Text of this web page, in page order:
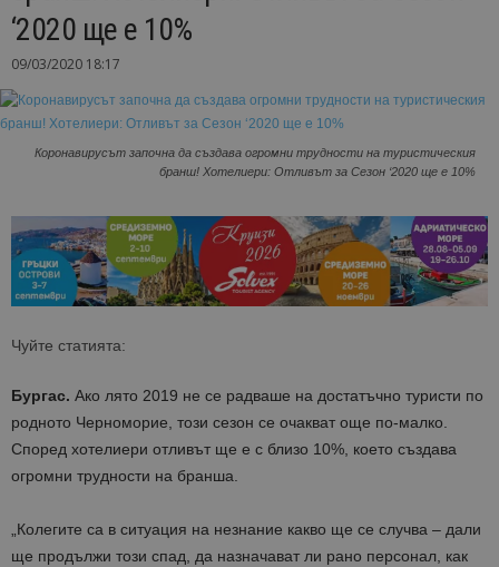
‘2020 ще е 10%
09/03/2020 18:17
Коронавирусът започна да създава огромни трудности на туристическия
бранш! Хотелиери: Отливът за Сезон ‘2020 ще е 10%
Чуйте статията:
Бургас. Ако лято 2019 не се радваше на достатъчно туристи по
родното Черноморие, този сезон се очакват още по-малко.
Според хотелиери отливът ще е с близо 10%, което създава
огромни трудности на бранша.
„Колегите са в ситуация на незнание какво ще се случва – дали
ще продължи този спад, да назначават ли рано персонал, как